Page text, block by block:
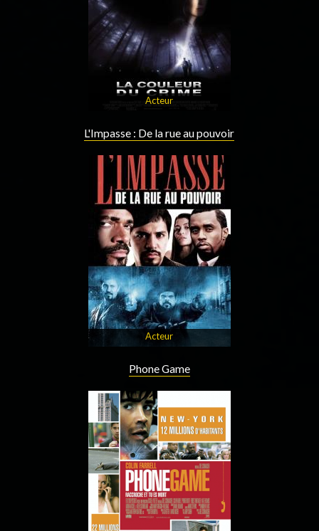
Acteur
L'Impasse : De la rue au pouvoir
Acteur
Phone Game